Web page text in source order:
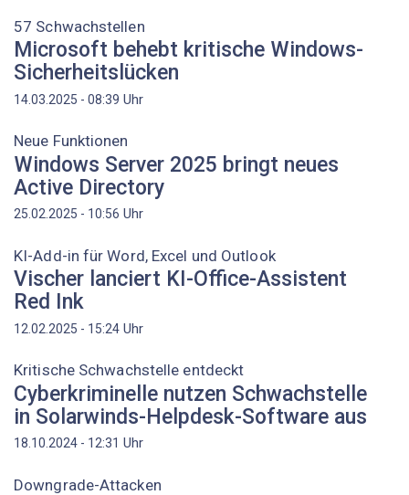
57 Schwachstellen
Microsoft behebt kritische Windows-
Sicherheitslücken
14.03.2025 - 08:39 Uhr
Neue Funktionen
Windows Server 2025 bringt neues
Active Directory
25.02.2025 - 10:56 Uhr
KI-Add-in für Word, Excel und Outlook
Vischer lanciert KI-Office-Assistent
Red Ink
12.02.2025 - 15:24 Uhr
Kritische Schwachstelle entdeckt
Cyberkriminelle nutzen Schwachstelle
in Solarwinds-Helpdesk-Software aus
18.10.2024 - 12:31 Uhr
Downgrade-Attacken